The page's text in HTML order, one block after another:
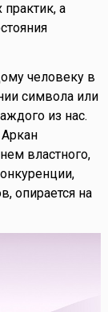
а
человеку в
символа или
из нас.
властного,
опирается на